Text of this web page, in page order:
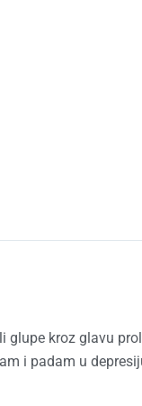
kroz glavu
i padam u